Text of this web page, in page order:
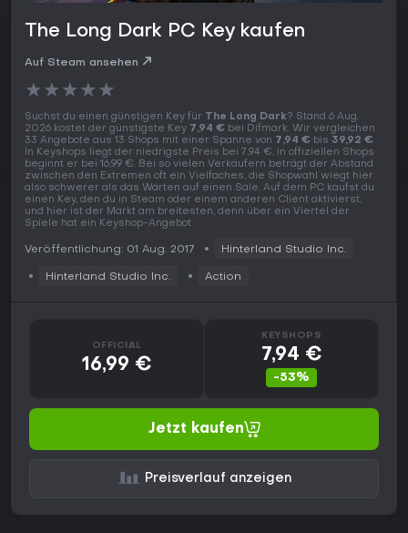
The Long Dark PC Key kaufen
Auf Steam ansehen
★★★★★
Suchst du einen günstigen Key für The Long Dark? Stand 6 Aug.
2026 kostet der günstigste Key 7,94 € bei Difmark. Wir vergleichen
33 Angebote aus 13 Shops mit einer Spanne von 7,94 € bis 39,92 €.
In Keyshops liegt der niedrigste Preis bei 7,94 €, in offiziellen Shops
beginnt er bei 16,99 €. Bei so vielen Verkäufern beträgt der Abstand
zwischen den Extremen oft ein Vielfaches, die Shopwahl wiegt hier
also schwerer als das Warten auf einen Sale. Auf dem PC kaufst du
einen Key, den du in Steam oder einem anderen Client aktivierst,
und hier ist der Markt am breitesten, denn über ein Viertel der
Spiele hat ein Keyshop-Angebot.
Veröffentlichung: 01 Aug. 2017 Hinterland Studio Inc.
Hinterland Studio Inc. Action
OFFICIAL
16,99 €
KEYSHOPS
7,94 €
-53%
Jetzt kaufen
Preisverlauf anzeigen